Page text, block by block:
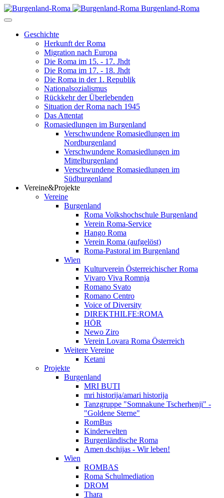
Burgenland-Roma
Geschichte
Herkunft der Roma
Migration nach Europa
Die Roma im 15. - 17. Jhdt
Die Roma im 17. - 18. Jhdt
Die Roma in der 1. Republik
Nationalsozialismus
Rückkehr der Überlebenden
Situation der Roma nach 1945
Das Attentat
Romasiedlungen im Burgenland
Verschwundene Romasiedlungen im
Nordburgenland
Verschwundene Romasiedlungen im
Mittelburgenland
Verschwundene Romasiedlungen im
Südburgenland
Vereine&Projekte
Vereine
Burgenland
Roma Volkshochschule Burgenland
Verein Roma-Service
Hango Roma
Verein Roma (aufgelöst)
Roma-Pastoral im Burgenland
Wien
Kulturverein Österreichischer Roma
Vivaro Viva Romnja
Romano Svato
Romano Centro
Voice of Diversity
DIREKTHILFE:ROMA
HÖR
Newo Ziro
Verein Lovara Roma Österreich
Weitere Vereine
Ketani
Projekte
Burgenland
MRI BUTI
mri historija/amari historija
Tanzgruppe "Somnakune Tscherhenji" -
"Goldene Sterne"
RomBus
Kinderwelten
Burgenländische Roma
Amen dschijas - Wir leben!
Wien
ROMBAS
Roma Schulmediation
DROM
Thara